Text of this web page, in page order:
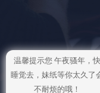
温馨提示您 午夜骚年，快
睡觉去，妹纸等你太久了
不耐烦的哦！